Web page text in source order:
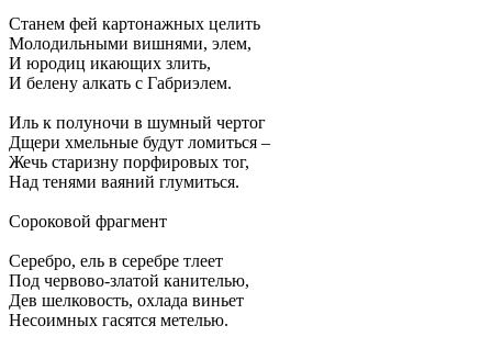
Станем фей картонажных целить
Молодильными вишнями, элем,
И юродиц икающих злить,
И белену алкать с Габриэлем.
Иль к полуночи в шумный чертог
Дщери хмельные будут ломиться –
Жечь старизну порфировых тог,
Над тенями ваяний глумиться.
Сороковой фрагмент
Серебро, ель в серебре тлеет
Под червово-златой канителью,
Дев шелковость, охлада виньет
Несоимных гасятся метелью.